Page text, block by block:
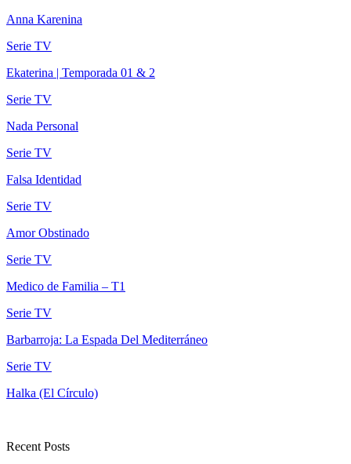
Anna Karenina
Serie TV
Ekaterina | Temporada 01 & 2
Serie TV
Nada Personal
Serie TV
Falsa Identidad
Serie TV
Amor Obstinado
Serie TV
Medico de Familia – T1
Serie TV
Barbarroja: La Espada Del Mediterráneo
Serie TV
Halka (El Círculo)
Recent Posts